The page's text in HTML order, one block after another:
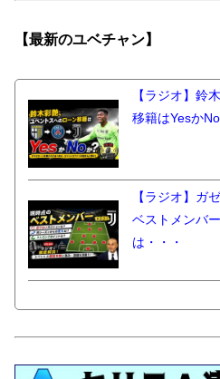
【最新のユベチャン】
【ラジオ】鈴
移籍はYesか
【ラジオ】ガ
ベストメンバ
は・・・